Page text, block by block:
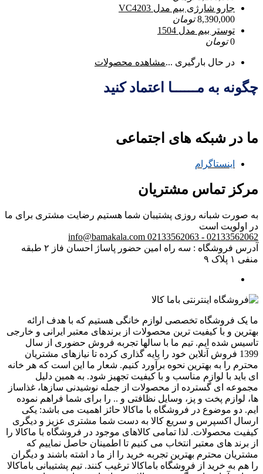
جارو شارژی بیم مدل VC4203
8,390,000 تومان
توستر بیم مدل 1504
0 تومان
در حال بارگیری ...مشاهده محصولات
چگونه به مــــــا اعتماد کنید
ما در شبکه های اجتماعی
اینستاگرام
مرکز تماس مشتریان
به صورت شبانه روزی پشتیبان شما هستیم رضایت مشتری برای ما
در اولویت است
02133562062 - 02133562063
info@bamakala.com
آدرس فروشگاه : سه راه امین حضور پاساژ احسان فاز ۲ طبقه
منفی ۱ پلاک ۹
ما یک فروشگاه تخصصی لوازم خانگی هستیم که با هدف ارائه
بهترین و با کیفیت ترین محصولات از برندهای معتبر ایرانی و خارجی
تاسیس شده ایم. تیم ما با سالها تجربه فروش حضوری از سال
1399 فروش آنلاین خود را پایه گذاری کرده تا نیازهای مشتریان
محترم را به بهترین نحوه برآورد کنیم. شعار ما این است که هر خانه
ای باید با لوازم مناسب و با کیفیت تجهیز شود. به همین دلیل
مجموعه ای گسترده از محصولات از جمله نوشیدنی سازها، غذاساز
ها، لوازم پخت و پز، وسایل نظافتی و .. را برای شما فراهم نموده
ایم. دو موضوع در فروشگاه با ماکالا حائز اهمیت می باشد: یکی
ارسال اکسپرس و سریع کالا به دست شما مشتری عزیز و دیگری
کیفیت محصولات. لذا تمامی کالاهای موجود در فروشگاه با ماکالا را
از برند های معتبر انتخاب می کنیم تا اطمینان حاصل نماییم که
مشتریان محترم بهترین تجربه خرید را از ما د اشته باشند و دیگران
را هم به خرید از فروشگاه باماکالا ترغیب کنند. تیم پشتیبانی باماکالا